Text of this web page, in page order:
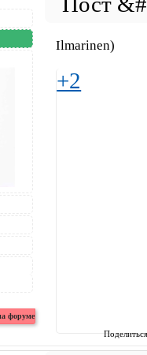
Ilmarinen)
+2